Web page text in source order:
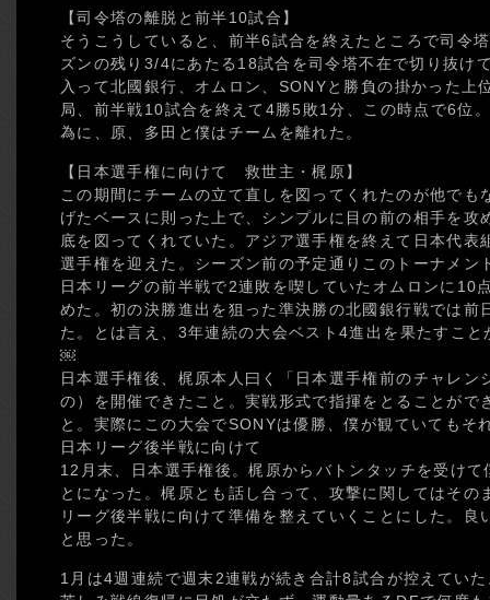
【司令塔の離脱と前半10試合】
そうこうしていると、前半6試合を終えたところで司令
ズンの残り3/4にあたる18試合を司令塔不在で切り抜け
入って北國銀行、オムロン、SONYと勝負の掛かった上
局、前半戦10試合を終えて4勝5敗1分、この時点で6位
為に、原、多田と僕はチームを離れた。
【日本選手権に向けて 救世主・梶原】
この期間にチームの立て直しを図ってくれたのが他でも
げたベースに則った上で、シンプルに目の前の相手を攻
底を図ってくれていた。アジア選手権を終えて日本代
選手権を迎えた。シーズン前の予定通りこのトーナメン
日本リーグの前半戦で2連敗を喫していたオムロンに10
めた。初の決勝進出を狙った準決勝の北國銀行戦では前
た。とは言え、3年連続の大会ベスト4進出を果たすこと
￼
日本選手権後、梶原本人曰く「日本選手権前のチャレ
の）を開催できたこと。実戦形式で指揮をとることがで
と。実際にこの大会でSONYは優勝、僕が観ていてもそ
日本リーグ後半戦に向けて
12月末、日本選手権後。梶原からバトンタッチを受け
とになった。梶原とも話し合って、攻撃に関してはその
リーグ後半戦に向けて準備を整えていくことにした。良
と思った。
1月は4週連続で週末2連戦が続き合計8試合が控えてい